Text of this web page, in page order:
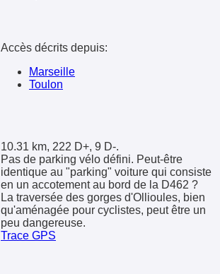
Accès décrits depuis:
Marseille
Toulon
10.31 km, 222 D+, 9 D-.
Pas de parking vélo défini. Peut-être
identique au "parking" voiture qui consiste
en un accotement au bord de la D462 ?
La traversée des gorges d'Ollioules, bien
qu'aménagée pour cyclistes, peut être un
peu dangereuse.
Trace GPS